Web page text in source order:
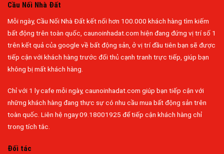
Cầu Nối Nhà Đất
Mỗi ngày, Cầu Nối Nhà Đất kết nối hơn 100.000 khách hàng tìm kiếm
bất động trên toàn quốc, caunoinhadat.com hiện đang đứng vị trí số 1
trên kết quả của google về bất động sản, ở vị trí đầu tiên bạn sẽ được
tiếp cận với khách hàng trước đối thủ cạnh tranh trực tiếp, giúp bạn
không bị mất khách hàng.
Chỉ với 1 ly cafe mỗi ngày, caunoinhadat.com giúp bạn tiếp cận với
những khách hàng đang thực sự có nhu cầu mua bất động sản trên
toàn quốc. Liên hệ ngay 09.18001925 để tiếp cận khách hàng chỉ
trong tích tắc.
Đối tác
Đa dạng màu sắc cửa nhôm – Tối ưu màu sắc Kiến Trúc
Cửa nhôm chống gió mưa – Hiên ngang giữa thời tiết khắc